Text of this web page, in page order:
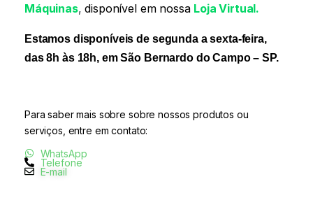
Máquinas,disponível em nossa Loja Virtual.
Estamos disponíveis de segunda a sexta-feira,
das 8h às 18h, em São Bernardo do Campo – SP.
Para saber mais sobre sobre nossos produtos ou
serviços, entre em contato:
WhatsApp
Telefone
E-mail